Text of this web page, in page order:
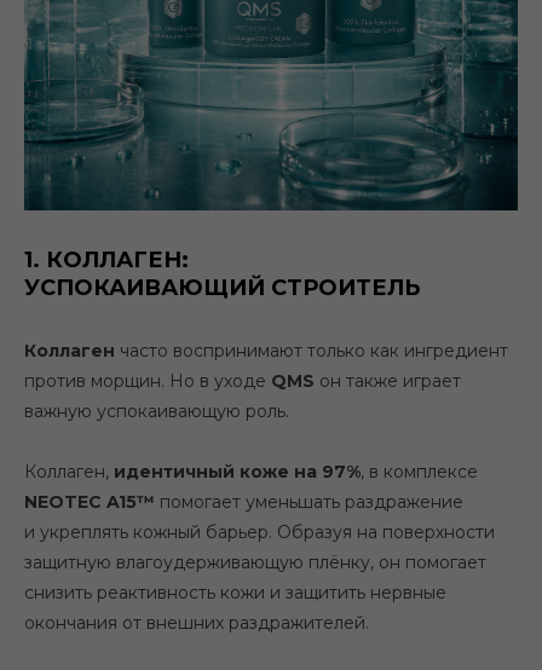
1. КОЛЛАГЕН:
УСПОКАИВАЮЩИЙ СТРОИТЕЛЬ
Коллаген часто воспринимают только как ингредиент
против морщин. Но в уходе QMS он также играет
важную успокаивающую роль.
Коллаген, идентичный коже на 97%, в комплексе
NEOTEC A15™ помогает уменьшать раздражение
и укреплять кожный барьер. Образуя на поверхности
защитную влагоудерживающую плёнку, он помогает
снизить реактивность кожи и защитить нервные
окончания от внешних раздражителей.